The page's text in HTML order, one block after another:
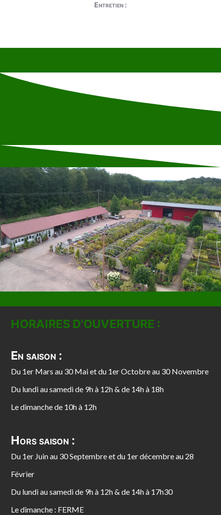
Entretien :
HORAIRES D'OUVERTURE :
En saison :
Du 1er Mars au 30 Mai et du 1er Octobre au 30 Novembre
Du lundi au samedi de 9h à 12h & de 14h à 18h
Le dimanche de 10h à 12h
Hors saison :
Du 1er Juin au 30 Septembre et du 1er décembre au 28
Février
Du lundi au samedi de 9h à 12h & de 14h à 17h30
Le dimanche : FERME